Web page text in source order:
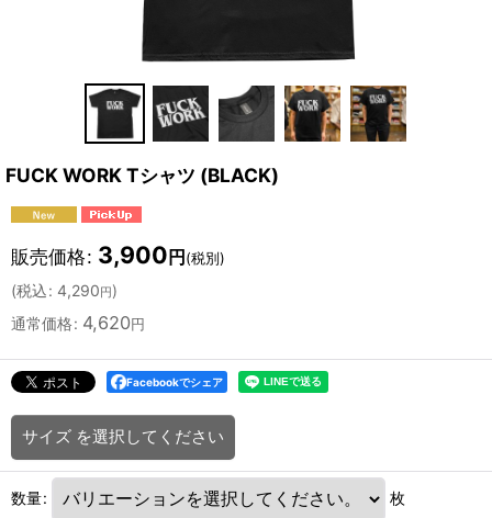
FUCK WORK Tシャツ (BLACK)
販売価格: 3,900 円 (税別)
(税込: 4,290円)
通常価格: 4,620円
Facebookでシェア
サイズ を選択してください
数量: 枚